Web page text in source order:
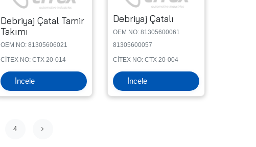
Debriyaj Çatal Tamir
Takımı
OEM NO: 81305606021
CİTEX NO: CTX 20-014
İncele
Debriyaj Çatalı
OEM NO: 81305600061
81305600057
CİTEX NO: CTX 20-004
İncele
4